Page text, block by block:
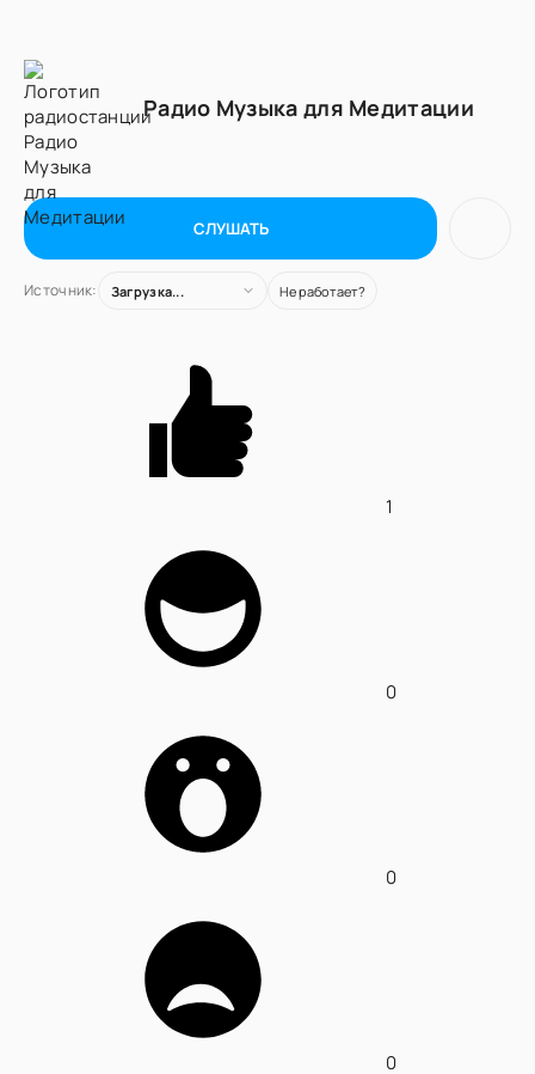
Радио Музыка для Медитации
СЛУШАТЬ
Источник: Загрузка... Не работает?
1
0
0
0